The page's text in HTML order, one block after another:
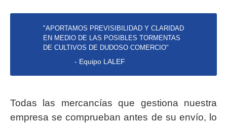
"APORTAMOS PREVISIBILIDAD Y CLARIDAD
EN MEDIO DE LAS POSIBLES TORMENTAS
DE CULTIVOS DE DUDOSO COMERCIO"
- Equipo LALEF
Todas las mercancías que gestiona nuestra
empresa se comprueban antes de su envío, lo